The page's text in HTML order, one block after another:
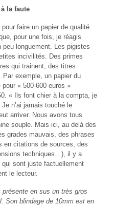
la faute
pour faire un papier de qualité.
pour une fois, je réagis
peu longuement. Les pigistes
incivilités. Des primes
qui trainent, des titres
Par exemple, un papier du
« 500-600 euros »
« Ils font chier à la compta, je
n’ai jamais touché le
arriver. Nous avons tous
souple. Mais ici, au delà des
grades mauvais, des phrases
en citations de sources, des
techniques…), il y a
sont juste factuellement
le lecteur.
présente en sus un très gros
Son blindage de 10mm est en